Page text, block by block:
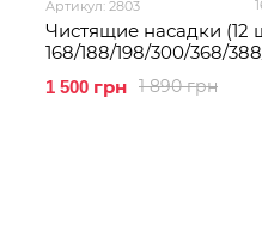
Артикул: 2803
Чистящие насадки (12
168/188/198/300/368/
1 890 грн
1 500 грн